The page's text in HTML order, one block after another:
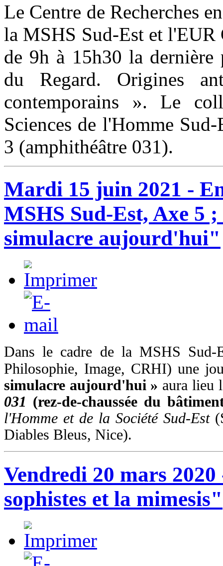
Le Centre de Recherches
la MSHS Sud-Est et
de 9h à 15h30 la
du Regard. Origines
contemporains ». Le
Sciences de l'Homme
3 (amphithéâtre 031).
Mardi 15 juin 2021 -
MSHS Sud-Est, Axe 5
simulacre aujourd'hui"
Dans le cadre de la MSHS
Philosophie, Image, CRHI) une
simulacre aujourd'hui » aura lieu
031 (rez-de-chaussée du
l'Homme et de la Société Sud-Est
Diables Bleus, Nice).
Vendredi 20 mars
sophistes et la mimesis"